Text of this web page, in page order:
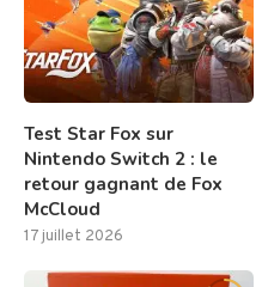
Test Star Fox sur
Nintendo Switch 2 : le
retour gagnant de Fox
McCloud
17 juillet 2026